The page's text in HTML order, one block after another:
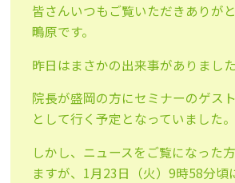
皆さんいつもご覧いただきありが
鴫原です。
昨日はまさかの出来事がありました
院長が盛岡の方にセミナーのゲス
として行く予定となっていました。
しかし、ニュースをご覧になった
ますが、1月23日（火）9時58分頃